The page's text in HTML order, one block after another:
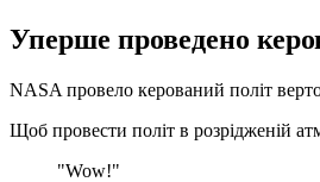
Уперше проведено
NASA провело керований політ
Щоб провести політ в розрідженій
"Wow!"